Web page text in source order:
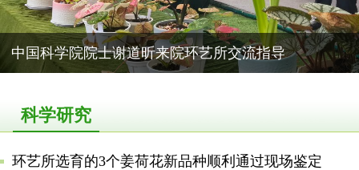
中国科学院院士谢道昕来院环艺所交流指导
科学研究
环艺所选育的3个姜荷花新品种顺利通过现场鉴定